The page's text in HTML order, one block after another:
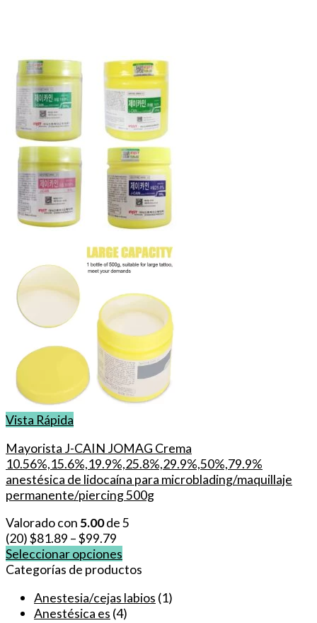
Vista Rápida
Mayorista J-CAIN JOMAG Crema
10.56%,15.6%,19.9%,25.8%,29.9%,50%,79.9%
anestésica de lidocaína para microblading/maquillaje
permanente/piercing 500g
Valorado con5.00de 5
(20)$81.89 –$99.79
Seleccionar opciones
Este
tiene
múltiples
Categorías de productos
Anestesia/cejas labios (1)
Anestésica es (4)